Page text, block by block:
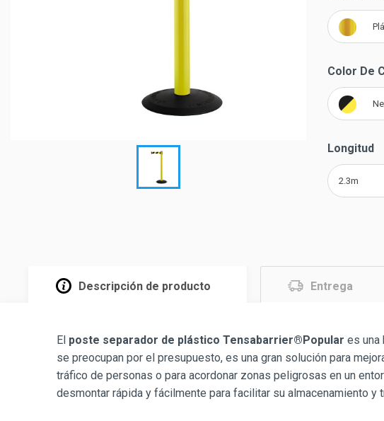
Color De
Longitud
2.3m
Descripción de producto Entrega
El poste separador de plástico Tensabarrier®Popular es una
se preocupan por el presupuesto, es una gran solución para
tráfico de personas o para acordonar zonas peligrosas en un
desmontar rápida y fácilmente para facilitar su almacenamiento y